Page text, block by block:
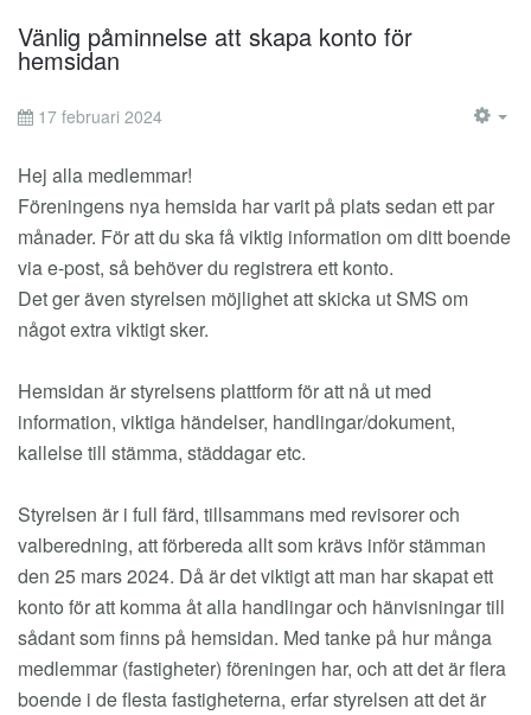
Vänlig påminnelse att skapa konto för
hemsidan
17 februari 2024
Hej alla medlemmar!
Föreningens nya hemsida har varit på plats sedan ett par
månader. För att du ska få viktig information om ditt boende
via e-post, så behöver du registrera ett konto.
Det ger även styrelsen möjlighet att skicka ut SMS om
något extra viktigt sker.
Hemsidan är styrelsens plattform för att nå ut med
information, viktiga händelser, handlingar/dokument,
kallelse till stämma, städdagar etc.
Styrelsen är i full färd, tillsammans med revisorer och
valberedning, att förbereda allt som krävs inför stämman
den 25 mars 2024. Då är det viktigt att man har skapat ett
konto för att komma åt alla handlingar och hänvisningar till
sådant som finns på hemsidan. Med tanke på hur många
medlemmar (fastigheter) föreningen har, och att det är flera
boende i de flesta fastigheterna, erfar styrelsen att det är